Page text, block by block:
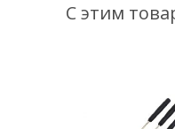
С этим